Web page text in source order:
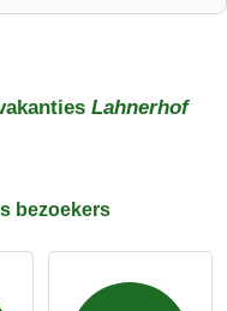
Lahnerhof
bezoekers